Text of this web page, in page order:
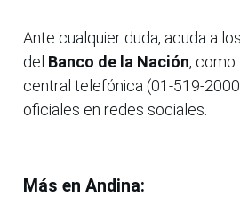
Ante cualquier duda, acuda a
del Banco de la Nación, como
central telefónica (01-519-
oficiales en redes sociales.
Más en Andina: